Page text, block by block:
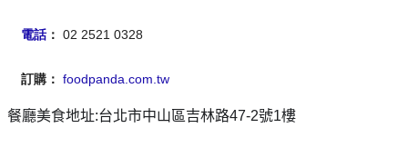
電話： 02 2521 0328
訂購： foodpanda.com.tw
餐廳美食地址:台北市中山區吉林路47-2號1樓